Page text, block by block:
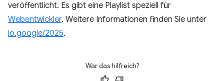
veröffentlicht. Es gibt eine Playlist speziell für
Webentwickler. Weitere Informationen finden Sie unter
io.google/2025.
War das hilfreich?